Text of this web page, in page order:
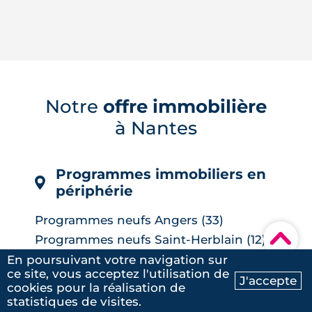
Ma recherche Contactez-nous
▾
bioclimatique garde les bâtiments au
frais sans le moindre compresseur.
Tour d'horizon de dix réalisations qui
affrontent l'été sans climatisation, de ...
Notre offre immobilière
à Nantes
Programmes immobiliers en
périphérie
Programmes neufs Angers (33)
Programmes neufs Saint-Herblain (12)
Programmes neufs Cholet (7)
Programmes neufs Avrillé (6)
Programmes neufs La Chapelle-sur-
En poursuivant votre navigation sur
ce site, vous acceptez l'utilisation de
cookies pour la réalisation de
statistiques de visites.
J'accepte